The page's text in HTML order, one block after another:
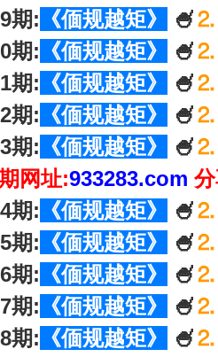
期: 《偭规越矩》 🍧⒉
期: 《偭规越矩》 🍧⒉
期: 《偭规越矩》 🍧⒉
期: 《偭规越矩》 🍧⒉
期: 《偭规越矩》 🍧⒉
网址:933283.com
期: 《偭规越矩》 🍧⒉
期: 《偭规越矩》 🍧⒉
期: 《偭规越矩》 🍧⒉
期: 《偭规越矩》 🍧⒉
期: 《偭规越矩》 🍧⒉